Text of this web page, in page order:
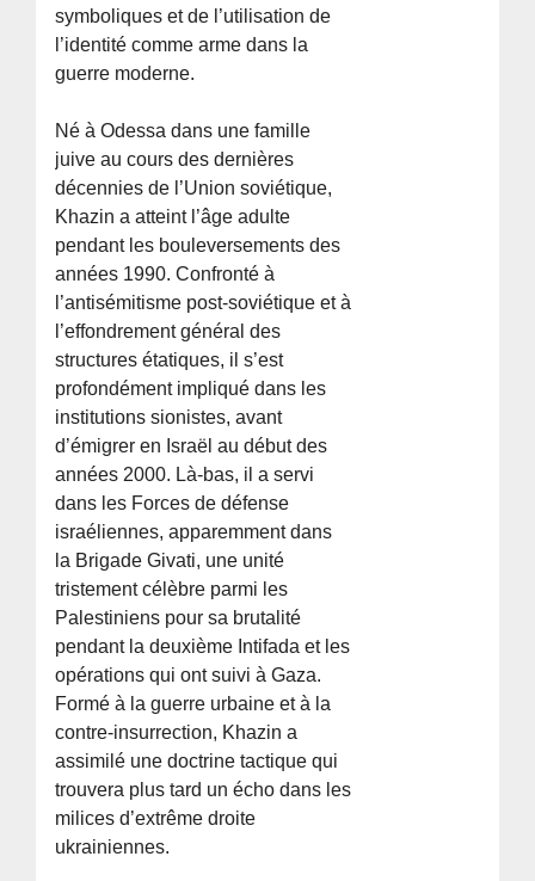
symboliques et de l’utilisation de
l’identité comme arme dans la
guerre moderne.
Né à Odessa dans une famille
juive au cours des dernières
décennies de l’Union soviétique,
Khazin a atteint l’âge adulte
pendant les bouleversements des
années 1990. Confronté à
l’antisémitisme post-soviétique et à
l’effondrement général des
structures étatiques, il s’est
profondément impliqué dans les
institutions sionistes, avant
d’émigrer en Israël au début des
années 2000. Là-bas, il a servi
dans les Forces de défense
israéliennes, apparemment dans
la Brigade Givati, une unité
tristement célèbre parmi les
Palestiniens pour sa brutalité
pendant la deuxième Intifada et les
opérations qui ont suivi à Gaza.
Formé à la guerre urbaine et à la
contre-insurrection, Khazin a
assimilé une doctrine tactique qui
trouvera plus tard un écho dans les
milices d’extrême droite
ukrainiennes.